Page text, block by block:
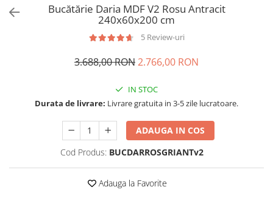
Bucătărie Daria MDF V2 Rosu Antracit
240x60x200 cm
5 Review-uri
3.688,00 RON2.766,00 RON
IN STOC
Durata de livrare: Livrare gratuita in 3-5 zile lucratoare.
ADAUGA IN COS
Cod Produs: BUCDARROSGRIANTv2
Adauga la Favorite